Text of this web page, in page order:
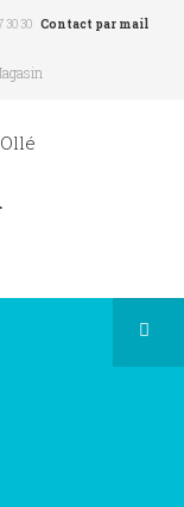
30 30 Contact par mail